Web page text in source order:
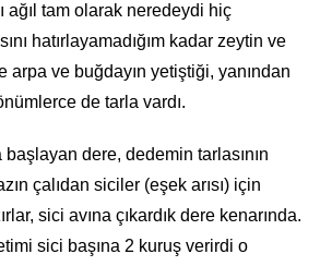
ağıl tam olarak neredeydi hiç
hatırlayamadığım kadar zeytin ve
arpa ve buğdayın yetiştiği, yanından
de tarla vardı.
başlayan dere, dedemin tarlasının
çalıdan siciler (eşek arısı) için
sici avına çıkardık dere kenarında.
sici başına 2 kuruş verirdi o